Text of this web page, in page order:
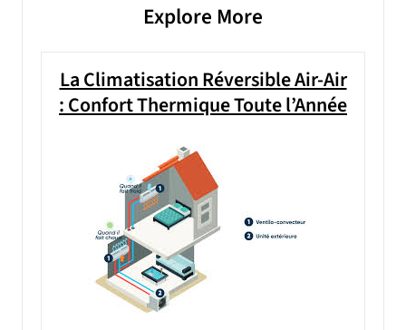
Explore More
La Climatisation Réversible Air-Air
: Confort Thermique Toute l’Année